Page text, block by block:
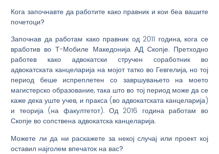
Кога започнавте да работите како правник и кои беа вашите
почетоци?
Започнав да работам како правник од 2011 година, кога се
вработив во Т-Мобиле Македонија АД Скопје. Претходно
работев како адвокатски стручен соработник во
адвокатската канцеларија на мојот татко во Гевгелија, но тој
период беше испреплетен со завршувањето на моето
магистерско образование, така што во тој период може да се
каже дека уште учев, и пракса (во адвокатската канцеларија)
и теорија (на факултетот). Од 2016 година работам во
Скопје во сопствена адвокатска канцеларија.
Можете ли да ни раскажете за некој случај или проект кој
оставил најголем впечаток на вас?